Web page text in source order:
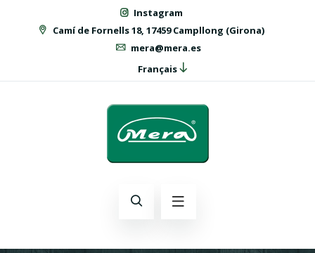
Instagram
Camí de Fornells 18, 17459 Campllong (Girona)
mera@mera.es
Français